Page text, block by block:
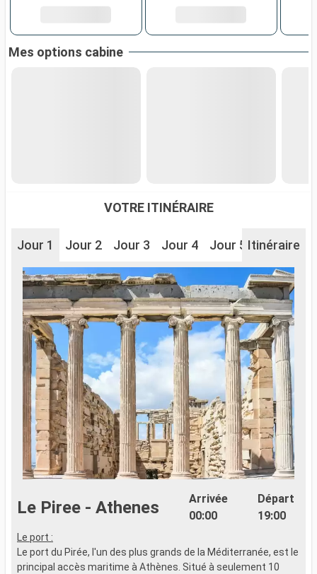
Mes options cabine
VOTRE ITINÉRAIRE
Jour 1 Jour 2 Jour 3 Jour 4 Jour 5 Jour 6
Itinéraire
Le Piree - Athenes
Arrivée
00:00
Départ
19:00
Le port :
Le port du Pirée, l'un des plus grands de la Méditerranée, est le
principal accès maritime à Athènes. Situé à seulement 10